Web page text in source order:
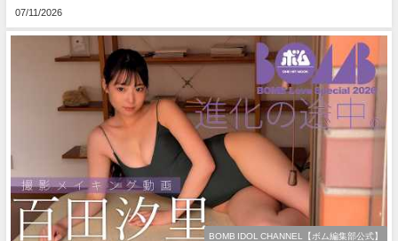
07/11/2026
BOMB IDOL CHANNEL【ボム編集部公式】